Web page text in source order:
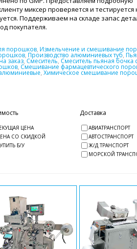
миксер проверяется и тестируется
Поддерживаем на складе запас
покупателя.
порошков, Измельчение и смешивание
, Производство алюминиевых туб,
заказ,Смеситель, Смеситель пьяная бочка
, Смешивание фармацевтического
, Химическое смешивание
ЦЕНА
СО СКИДКОЙ
Б/У
Доставка
АВИАТРАНСПОРТ
АВТОСТРАНСПОРТ
Ж/Д ТРАНСПОРТ
МОРСКОЙ